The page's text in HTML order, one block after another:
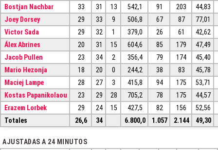
Bostjan Nachbar 33 31 13 542,1 91 203
44,83
Joey Dorsey
29 33 9 506,8 67 87
77,01
Victor Sada
29 32 1 379,0 26 61
42,62
Álex Abrines
20 31 15 604,6 85 179
47,49
Jacob Pullen
23 34 2 356,4 79 174
45,40
Mario Hezonja
18 20 0 244,2 38 83
45,78
Maciej Lampe
28 27 3 415,8 94 175
53,71
Kostas Papanikolaou
23 29 28 705,2 78 175
44,57
Erazem Lorbek
29 24 15 427,5 82 156
52,56
Totales
26,6 34 6.800,0 1.057 2.144 49,30
AJUSTADAS A 24 MINUTOS